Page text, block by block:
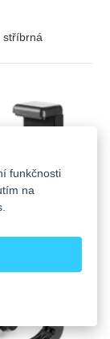
stříbrná
funkčnosti
na